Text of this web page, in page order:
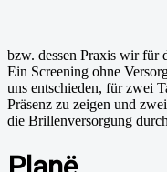
bzw. dessen Praxis wir für
Ein Screening ohne
uns entschieden, für zwei
Präsenz zu zeigen und
die Brillenversorgung